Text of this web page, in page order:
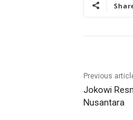
Previous
Jokowi
Nusantara